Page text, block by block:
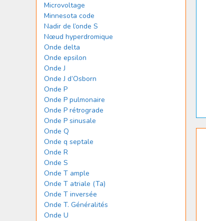
Microvoltage
Minnesota code
Nadir de l’onde S
Nœud hyperdromique
Onde delta
Onde epsilon
Onde J
Onde J d’Osborn
Onde P
Onde P pulmonaire
Onde P rétrograde
Onde P sinusale
Onde Q
Onde q septale
Onde R
Onde S
Onde T ample
Onde T atriale (Ta)
Onde T inversée
Onde T. Généralités
Onde U